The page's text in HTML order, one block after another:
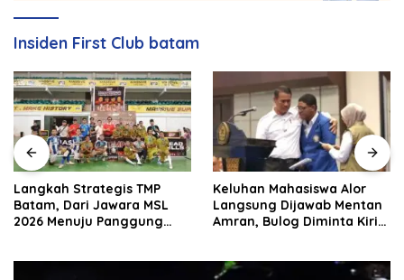
Insiden First Club batam
Langkah Strategis TMP
Batam, Dari Jawara MSL
2026 Menuju Panggung
Keluhan Mahasiswa Alor
Langsung Dijawab Mentan
Amran, Bulog Diminta Kirim